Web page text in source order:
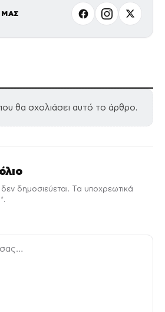
θα σχολιάσει αυτό το άρθρο.
δημοσιεύεται. Τα υποχρεωτικά